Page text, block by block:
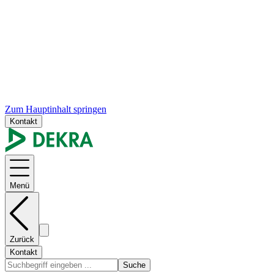
Zum Hauptinhalt springen
Kontakt
Menü
Zurück
Kontakt
Suche